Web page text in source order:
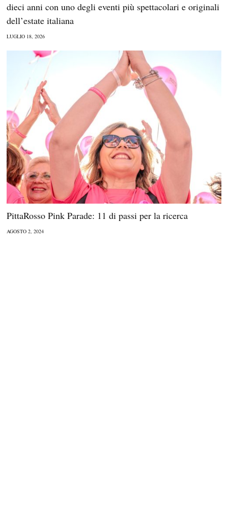
dieci anni con uno degli eventi più spettacolari e originali
dell’estate italiana
LUGLIO 18, 2026
PittaRosso Pink Parade: 11 di passi per la ricerca
AGOSTO 2, 2024